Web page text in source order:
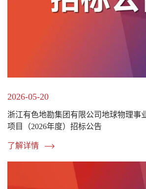
2026-05-20
浙江有色地勘集团有限公司地球物理事
项目（2026年度）招标公告
了解详情